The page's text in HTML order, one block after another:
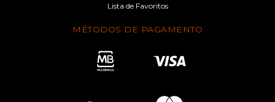
Lista de Favoritos
MÉTODOS DE PAGAMENTO